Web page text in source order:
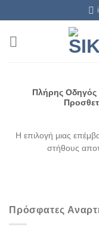
Πλήρης Οδηγός
Η επιλογή μιας
στήθους
Πρόσφατες